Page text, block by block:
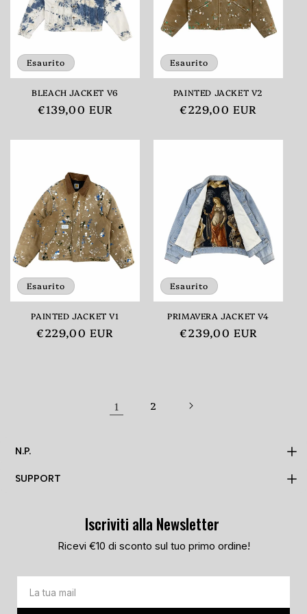
Esaurito
BLEACH JACKET V6
Prezzo
listino
€139,00 EUR
Esaurito
PAINTED JACKET V2
Prezzo
listino
€229,00 EUR
Esaurito
PAINTED JACKET V1
Prezzo
€229,00 EUR
Esaurito
PRIMAVERA JACKET V4
Prezzo
€239,00 EUR
1 2
N.P.
TRACKING PAGE
STORES
SUPPORT
PRIVACY POLICY
COOKIE POLICY
ARCHIVE
Iscriviti alla Newsletter
Ricevi €10 di sconto sul tuo primo ordine!